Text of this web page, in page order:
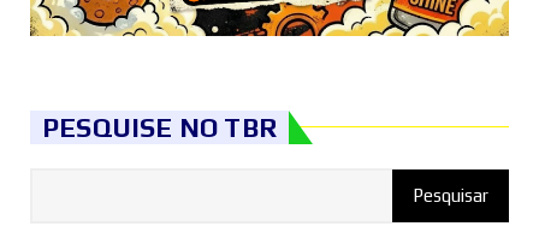
PESQUISE NO TBR